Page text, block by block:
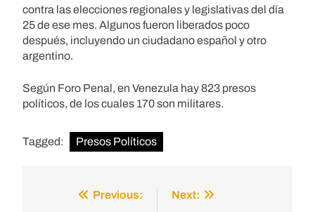
contra las elecciones regionales y legislativas del día
25 de ese mes. Algunos fueron liberados poco
después, incluyendo un ciudadano español y otro
argentino.
Según Foro Penal, en Venezula hay 823 presos
políticos, de los cuales 170 son militares.
Tagged: Presos Políticos
Previous: Next: